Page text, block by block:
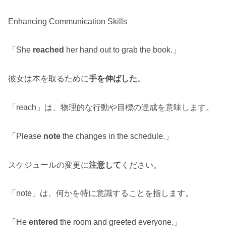
Enhancing Communication Skills
「She reached her hand out to grab the book.」
彼女は本を取るために手を伸ばした。
「reach」は、物理的な行動や目標の達成を意味します。
「Please note the changes in the schedule.」
スケジュールの変更に注意して ください。
「note」は、何かを特に意識することを指します。
「He entered the room and greeted everyone.」